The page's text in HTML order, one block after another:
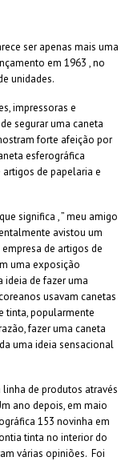
ser apenas mais uma
em 1963 , no
unidades.
impressoras e
segurar uma caneta
forte afeição por
esferográfica
de papelaria e
significa , ” meu amigo
avistou um
de artigos de
uma exposição
ideia de fazer uma
usavam canetas
tinta, popularmente
fazer uma caneta
uma ideia sensacional
de produtos através
ano depois, em maio
153 novinha em
tinta no interior do
várias opiniões. Foi